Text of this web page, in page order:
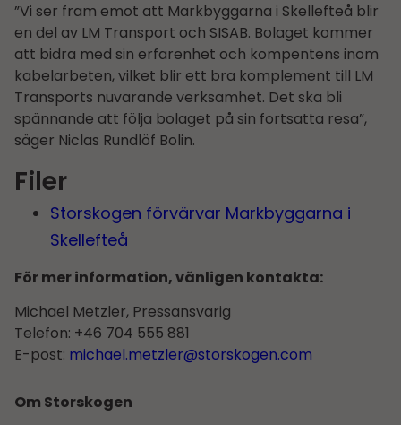
”Vi ser fram emot att Markbyggarna i Skellefteå blir
en del av LM Transport och SISAB. Bolaget kommer
att bidra med sin erfarenhet och kompentens inom
kabelarbeten, vilket blir ett bra komplement till LM
Transports nuvarande verksamhet. Det ska bli
spännande att följa bolaget på sin fortsatta resa”,
säger Niclas Rundlöf Bolin.
Filer
Storskogen förvärvar Markbyggarna i
Skellefteå
För mer information, vänligen kontakta:
Michael Metzler, Pressansvarig
Telefon: +46 704 555 881
E-post: michael.metzler@storskogen.com
Om Storskogen